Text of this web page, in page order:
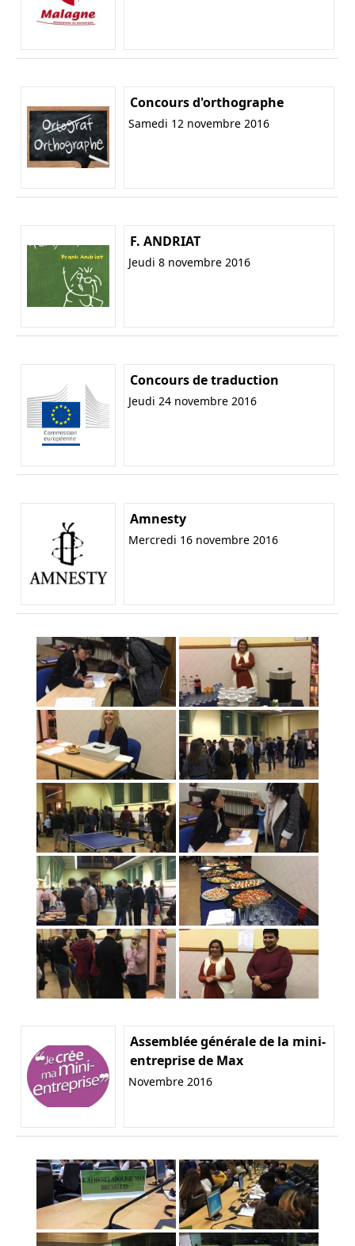
Concours d'orthographe
Samedi 12 novembre 2016
F. ANDRIAT
Jeudi 8 novembre 2016
Concours de traduction
Jeudi 24 novembre 2016
Amnesty
Mercredi 16 novembre 2016
Assemblée générale de la mini-
entreprise de Max
Novembre 2016